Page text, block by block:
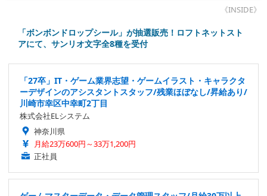
《INSIDE》
「ボンボンドロップシール」が抽選販売！ロフトネットスト
アにて、サンリオ文字全8種を受付
「27卒」IT・ゲーム業界志望・ゲームイラスト・キャラクタ
ーデザインのアシスタントスタッフ/残業ほぼなし/昇給あり/
川崎市幸区中幸町2丁目
株式会社ELシステム
神奈川県
月給23万600円～33万1,200円
正社員